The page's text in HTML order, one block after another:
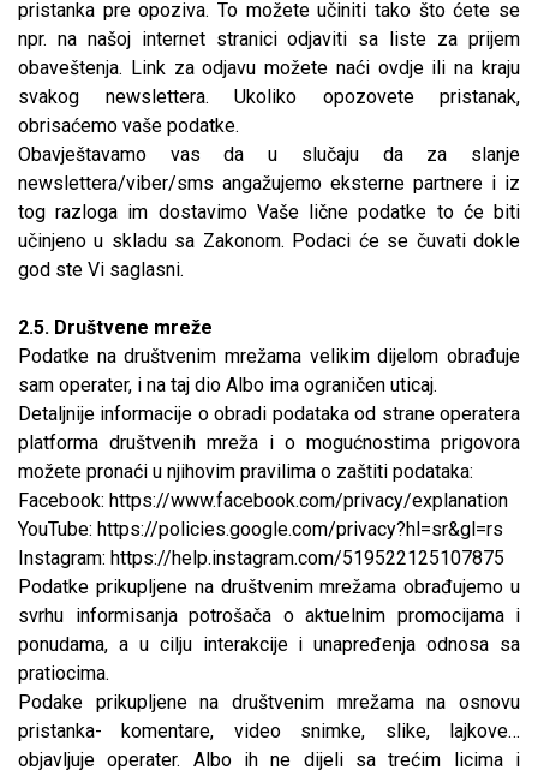
pristanka pre opoziva. To možete učiniti tako što ćete se
npr. na našoj internet stranici odjaviti sa liste za prijem
obaveštenja. Link za odjavu možete naći ovdje ili na kraju
svakog newslettera. Ukoliko opozovete pristanak,
obrisaćemo vaše podatke.
Obavještavamo vas da u slučaju da za slanje
newslettera/viber/sms angažujemo eksterne partnere i iz
tog razloga im dostavimo Vaše lične podatke to će biti
učinjeno u skladu sa Zakonom. Podaci će se čuvati dokle
god ste Vi saglasni.
2.5. Društvene mreže
Podatke na društvenim mrežama velikim dijelom obrađuje
sam operater, i na taj dio Albo ima ograničen uticaj.
Detaljnije informacije o obradi podataka od strane operatera
platforma društvenih mreža i o mogućnostima prigovora
možete pronaći u njihovim pravilima o zaštiti podataka:
Facebook: https://www.facebook.com/privacy/explanation
YouTube: https://policies.google.com/privacy?hl=sr&gl=rs
Instagram: https://help.instagram.com/519522125107875
Podatke prikupljene na društvenim mrežama obrađujemo u
svrhu informisanja potrošača o aktuelnim promocijama i
ponudama, a u cilju interakcije i unapređenja odnosa sa
pratiocima.
Podake prikupljene na društvenim mrežama na osnovu
pristanka- komentare, video snimke, slike, lajkove…
objavljuje operater. Albo ih ne dijeli sa trećim licima i